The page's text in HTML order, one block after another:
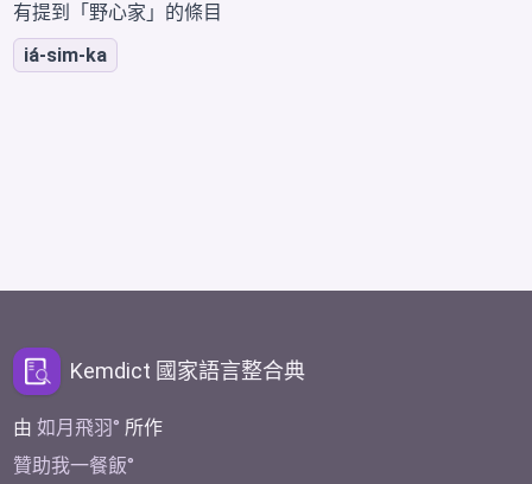
有提到「野心家」的條目
iá-sim-ka
Kemdict 國家語言整合典
由如月飛羽 所作
贊助我一餐飯